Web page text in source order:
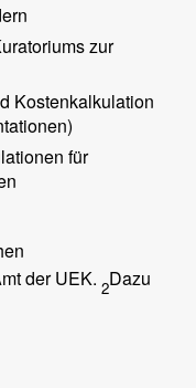
zur
Kostenkalkulation
für
der UEK. 2Dazu